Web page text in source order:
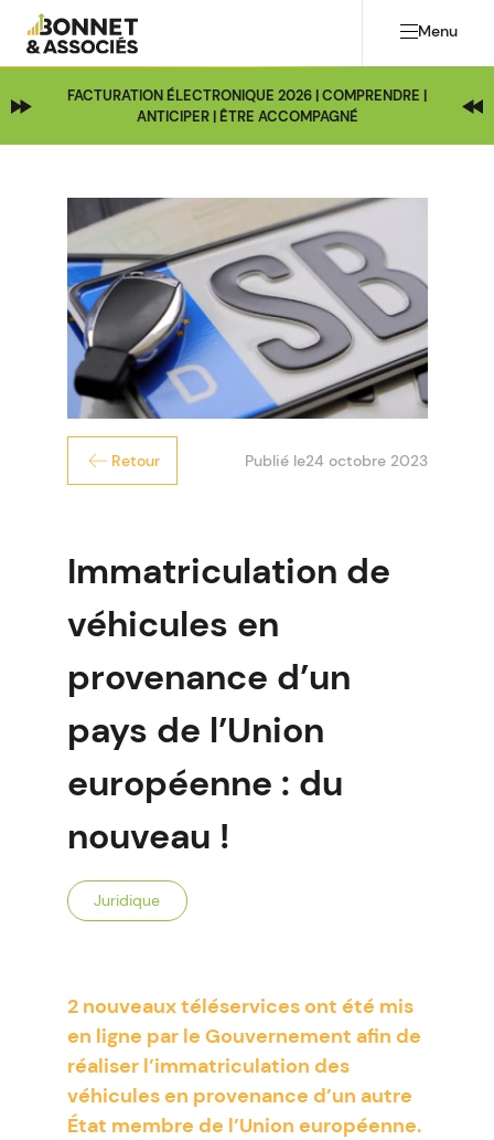
Menu
FACTURATION ÉLECTRONIQUE 2026 | COMPRENDRE |
ANTICIPER | ÊTRE ACCOMPAGNÉ
Retour Publié le24 octobre 2023
Immatriculation de
véhicules en
provenance d’un
pays de l’Union
européenne : du
nouveau !
Juridique
2 nouveaux téléservices ont été mis
en ligne par le Gouvernement afin de
réaliser l’immatriculation des
véhicules en provenance d’un autre
État membre de l’Union européenne.